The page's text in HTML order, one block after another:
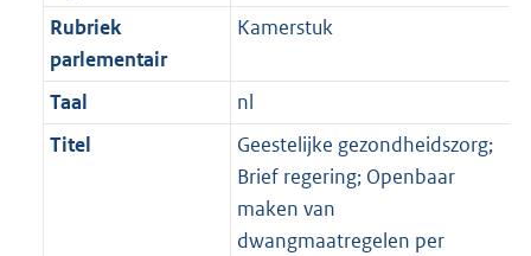
Rubriek
parlementair
Kamerstuk
Taal
nl
Titel
Geestelijke gezondheidszorg;
Brief regering; Openbaar
maken van
dwangmaatregelen per